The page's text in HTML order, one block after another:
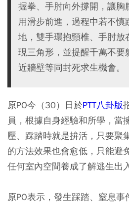
握拳、手肘向外撐開，讓胸
用滑步前進，過程中若不
地，雙手環抱頸椎、手肘放
現三角形，並提醒千萬不要
近牆壁等同封死求生機會。
原PO今（30）日於PTT八卦版
員，根據自身經驗和所學，當
壓、踩踏時就是拚活，只要聚
的方法效果也會愈低，只能避
任何室內空間養成了解逃生出
原PO表示，發生踩踏、窒息